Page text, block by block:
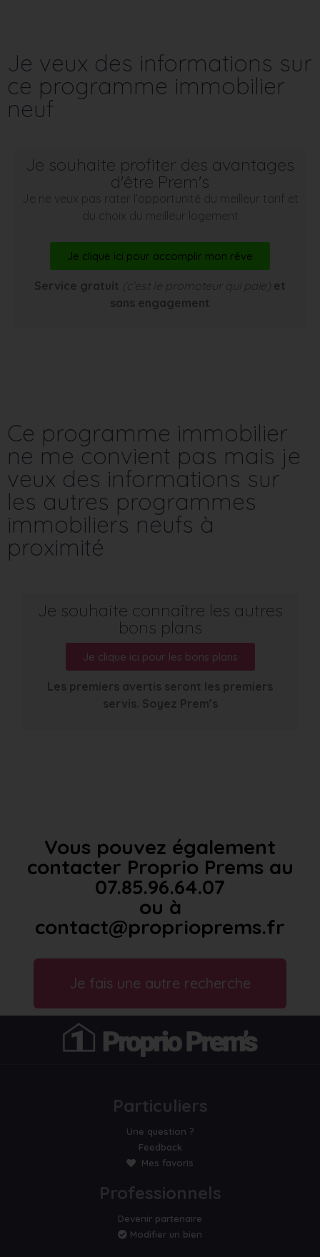
Je veux des informations sur
ce programme immobilier
neuf
Je souhaite profiter des avantages
d'être Prem's
Je ne veux pas rater l’opportunité du meilleur tarif et
du choix du meilleur logement
Je clique ici pour accomplir mon rêve
Service gratuit (c’est le promoteur qui paie) et
sans engagement
Ce programme immobilier
ne me convient pas mais je
veux des informations sur
les autres programmes
immobiliers neufs à
proximité
Je souhaite connaître les autres
bons plans
Je clique ici pour les bons plans
Les premiers avertis seront les premiers
servis. Soyez Prem’s
Vous pouvez également
contacter Proprio Prems au
07.85.96.64.07
ou à
contact@proprioprems.fr
Je fais une autre recherche
Particuliers
Une question ?
Feedback
Mes favoris
Professionnels
Devenir partenaire
Modifier un bien